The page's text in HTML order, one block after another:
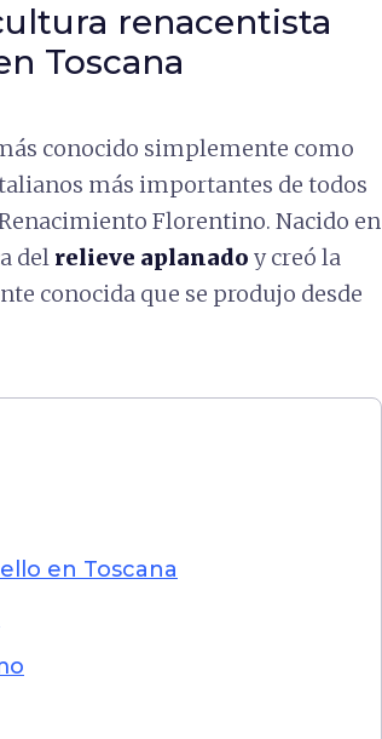
renacentista
Toscana
conocido simplemente como
más importantes de todos
Florentino. Nacido en
del relieve aplanado y creó la
conocida que se produjo desde
en Toscana